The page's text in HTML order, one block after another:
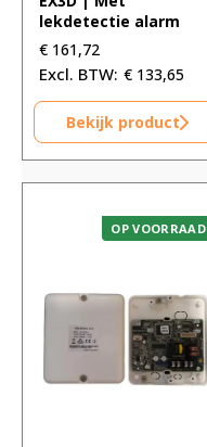
lekdetectie alarm
€ 161,72
€ 133,65
Bekijk product
OP VOORRAAD